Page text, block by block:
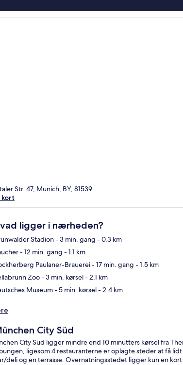
Str. 47, Munich, BY, 81539
kort
ligger i nærheden?
Stadion- 3 min. gang - 0.3 km
- 12 min. gang - 1.1 km
Paulaner-Brauerei- 17 min. gang - 1.5 km
Zoo- 3 min. kørsel- 2.1 km
Museum- 5 min. kørsel- 2.4 km
City Süd
City Süd ligger mindre end 10 minutters kørsel fra
ligesom 4 restauranterne er oplagte steder at få
deli og en terrasse. Overnatningsstedet ligger kun en